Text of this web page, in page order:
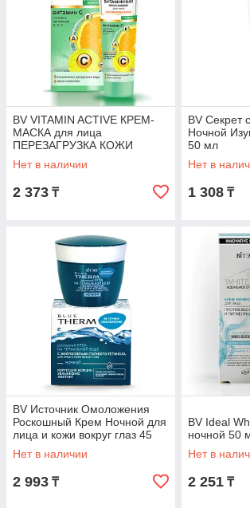
BV VITAMIN ACTIVE КРЕМ-
МАСКА для лица
ПЕРЕЗАГРУЗКА КОЖИ
ночной 40 мл
Нет в наличии
2 373 ₸
BV Секрет
Ночной
50 мл
Нет в
1 308 ₸
BV Источник Омоложения
Роскошный Крем Ночной для
лица и кожи вокруг глаз 45
мл
Нет в наличии
2 993 ₸
BV Ideal
ночной 50
Нет в
2 251 ₸